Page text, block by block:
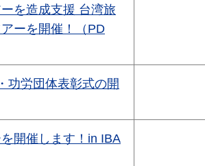
を造成支援 台湾旅
ーを開催！（PD
功労団体表彰式の開
開催します！in IBA